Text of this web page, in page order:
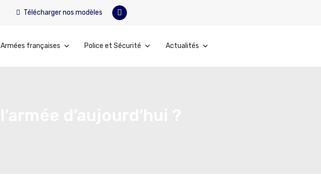
Télécharger nos modèles
Armées françaises Police et Sécurité Actualités